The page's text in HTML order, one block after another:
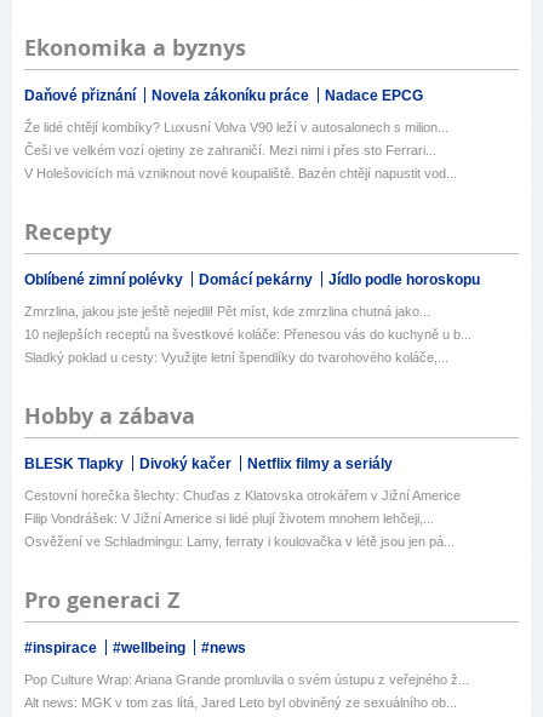
Ekonomika a byznys
Daňové přiznání Novela zákoníku práce Nadace EPCG
Že lidé chtějí kombíky? Luxusní Volva V90 leží v autosalonech s milion...
Češi ve velkém vozí ojetiny ze zahraničí. Mezi nimi i přes sto Ferrari...
V Holešovicích má vzniknout nové koupaliště. Bazén chtějí napustit vod...
Recepty
Oblíbené zimní polévky Domácí pekárny Jídlo podle horoskopu
Zmrzlina, jakou jste ještě nejedli! Pět míst, kde zmrzlina chutná jako...
10 nejlepších receptů na švestkové koláče: Přenesou vás do kuchyně u b...
Sladký poklad u cesty: Využijte letní špendlíky do tvarohového koláče,...
Hobby a zábava
BLESK Tlapky Divoký kačer Netflix filmy a seriály
Cestovní horečka šlechty: Chuďas z Klatovska otrokářem v Jižní Americe
Filip Vondrášek: V Jižní Americe si lidé plují životem mnohem lehčeji,...
Osvěžení ve Schladmingu: Lamy, ferraty i koulovačka v létě jsou jen pá...
Pro generaci Z
#inspirace #wellbeing #news
Pop Culture Wrap: Ariana Grande promluvila o svém ústupu z veřejného ž...
Alt news: MGK v tom zas lítá, Jared Leto byl obviněný ze sexuálního ob...